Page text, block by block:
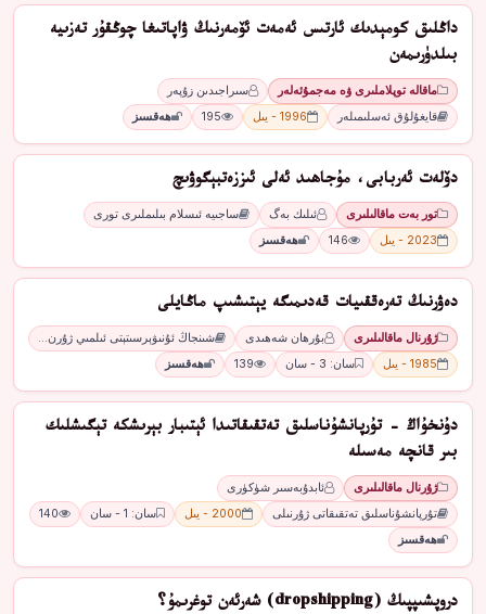
داڭلىق كومېدىك ئارتىس ئەمەت ئۆمەرنىڭ ۋاپاتىغا چوڭقۇر تەزىيە
بىلدۈرىمەن
ماقالە توپلاملىرى ۋە مەجمۇئەلەر
سىراجىدىن زۇپەر
قايغۇلۇق ئەسلىمىلەر
1996 - يىل 195 ھەقسىز
دۆلەت ئەربابى، مۇجاھىد ئەلى ئىززەتبېگوۋىچ
تور بەت ماقالىلىرى ئىلىك بەگ
ساجىيە ئىسلام بىلىملىرى تورى
2023 - يىل
146 ھەقسىز
دەۋرنىڭ تەرەققىيات قەدىمىگە يېتىشىپ ماڭايلى
ژۇرنال ماقالىلىرى بۇرھان شەھىدى
شىنجاڭ ئۇنىۋېرسىتېتى ئىلمىي ژۇرن…
1985 - يىل
سان: 3 - سان 139 ھەقسىز
دۇنخۇاڭ - تۇرپانشۇناسلىق تەتقىقاتىدا ئېتىبار بېرىشكە تېگىشلىك
بىر قانچە مەسىلە
ژۇرنال ماقالىلىرى
ئابدۇبەسىر شۈكۈرى
تۇرپانشۇناسلىق تەتقىقاتى ژۇرنىلى
2000 - يىل سان: 1 - سان
140
ھەقسىز
دروپشىپپىڭ (dropshipping) شەرئەن توغرىمۇ؟